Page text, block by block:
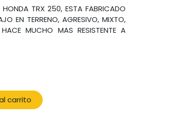
TRX 250, ESTA FABRICADO
EN TERRENO, AGRESIVO, MIXTO,
MUCHO MAS RESISTENTE A
carrito